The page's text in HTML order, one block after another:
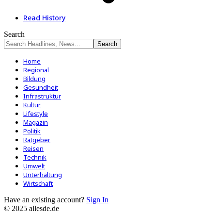
Read History
Search
Home
Regional
Bildung
Gesundheit
Infrastruktur
Kultur
Lifestyle
Magazin
Politik
Ratgeber
Reisen
Technik
Umwelt
Unterhaltung
Wirtschaft
Have an existing account? Sign In
© 2025 allesde.de